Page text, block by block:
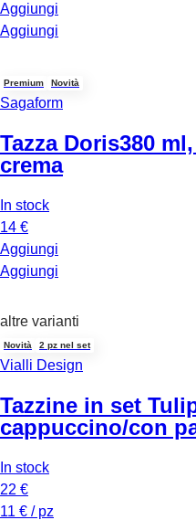
Aggiungi
Aggiungi
Premium Novità
Sagaform
Tazza Doris380
crema
In stock
14 €
Aggiungi
Aggiungi
altre varianti
Novità 2 pz nel set
Vialli Design
Tazzine in set
cappuccino/con
In stock
22 €
11 € / pz